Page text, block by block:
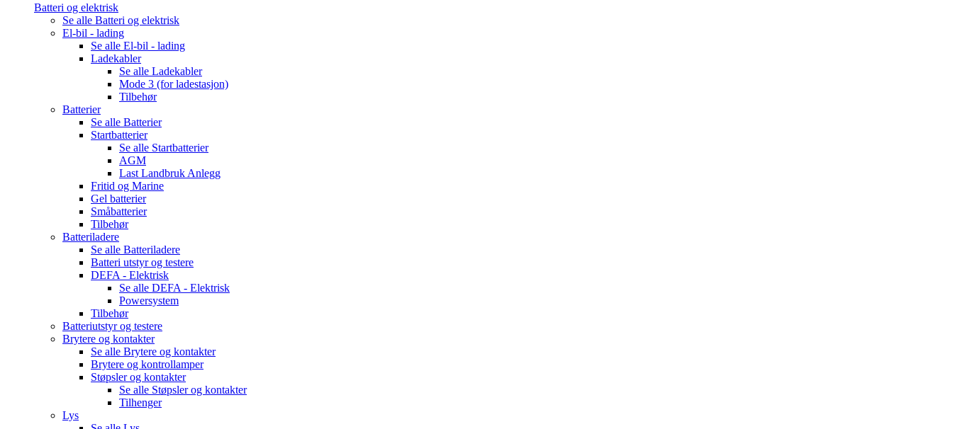
Batteri og elektrisk
Se alle Batteri og elektrisk
El-bil - lading
Se alle El-bil - lading
Ladekabler
Se alle Ladekabler
Mode 3 (for ladestasjon)
Tilbehør
Batterier
Se alle Batterier
Startbatterier
Se alle Startbatterier
AGM
Last Landbruk Anlegg
Fritid og Marine
Gel batterier
Småbatterier
Tilbehør
Batteriladere
Se alle Batteriladere
Batteri utstyr og testere
DEFA - Elektrisk
Se alle DEFA - Elektrisk
Powersystem
Tilbehør
Batteriutstyr og testere
Brytere og kontakter
Se alle Brytere og kontakter
Brytere og kontrollamper
Støpsler og kontakter
Se alle Støpsler og kontakter
Tilhenger
Lys